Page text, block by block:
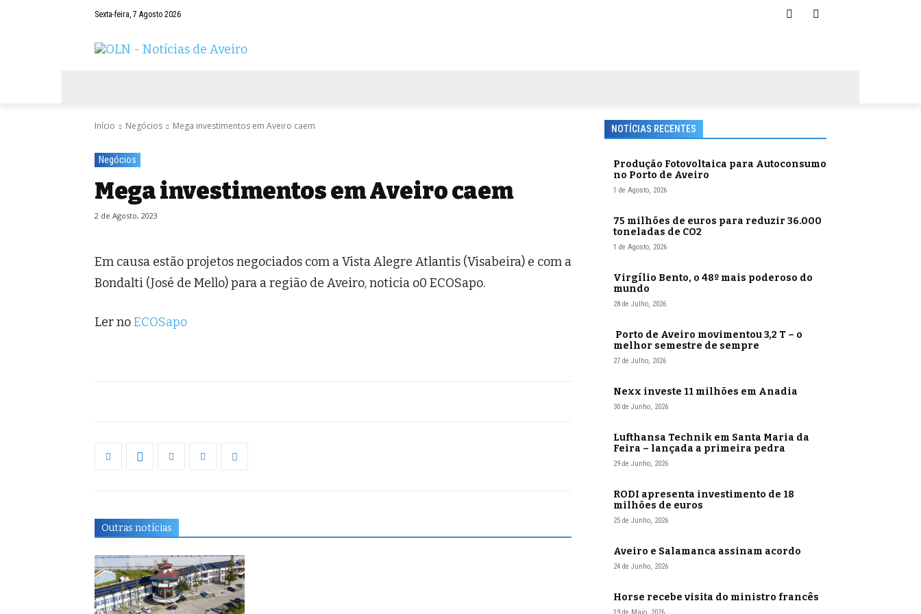
Sexta-feira, 7 Agosto 2026
Início Negócios Mega investimentos em Aveiro caem
Negócios
Mega investimentos em Aveiro caem
2 de Agosto, 2023
Em causa estão projetos negociados com a Vista Alegre Atlantis (Visabeira) e com a
Bondalti (José de Mello) para a região de Aveiro, noticia o0 ECOSapo.
Ler noECOSapo
Outras notícias
NOTÍCIAS RECENTES
Produção Fotovoltaica para Autoconsumo
no Porto de Aveiro
1 de Agosto, 2026
75 milhões de euros para reduzir 36.000
toneladas de CO2
1 de Agosto, 2026
Virgílio Bento, o 48º mais poderoso do
mundo
28 de Julho, 2026
Porto de Aveiro movimentou 3,2 T – o
melhor semestre de sempre
27 de Julho, 2026
Nexx investe 11 milhões em Anadia
30 de Junho, 2026
Lufthansa Technik em Santa Maria da
Feira – lançada a primeira pedra
29 de Junho, 2026
RODI apresenta investimento de 18
milhões de euros
25 de Junho, 2026
Aveiro e Salamanca assinam acordo
24 de Junho, 2026
Horse recebe visita do ministro francês